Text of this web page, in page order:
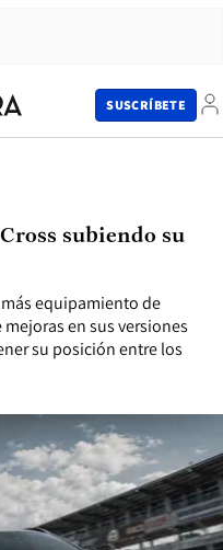
SUSCRÍBETE
equipamiento de
en sus versiones
su posición entre los
subiendo su